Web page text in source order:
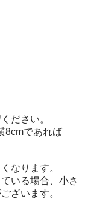
ださい。
8cmであれば
なります。
いる場合、小さ
ざいます。